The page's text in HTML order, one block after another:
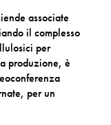
associate
il complesso
per
produzione, è
per un